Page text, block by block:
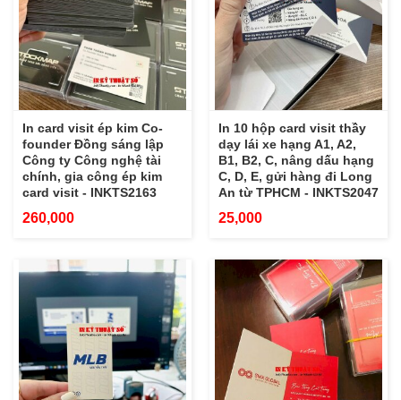
In card visit ép kim Co-
founder Đồng sáng lập
Công ty Công nghệ tài
chính, gia công ép kim
card visit - INKTS2163
260,000
In 10 hộp card visit thầy
dạy lái xe hạng A1, A2,
B1, B2, C, nâng dấu hạng
C, D, E, gửi hàng đi Long
An từ TPHCM - INKTS2047
25,000